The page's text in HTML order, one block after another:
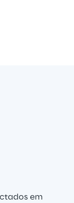
em